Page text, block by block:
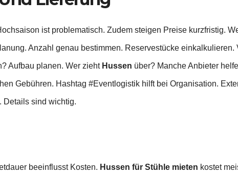
ist problematisch. Zudem steigen Preise kurzfristig.
Anzahl genau bestimmen. Reservestücke einkalkulieren.
Aufbau planen. Wer zieht Hussen über? Manche Anbieter
Gebühren. Hashtag #Eventlogistik hilft bei Organisation.
Details sind wichtig.
beeinflusst Kosten. Hussen für Stühle mieten kostet